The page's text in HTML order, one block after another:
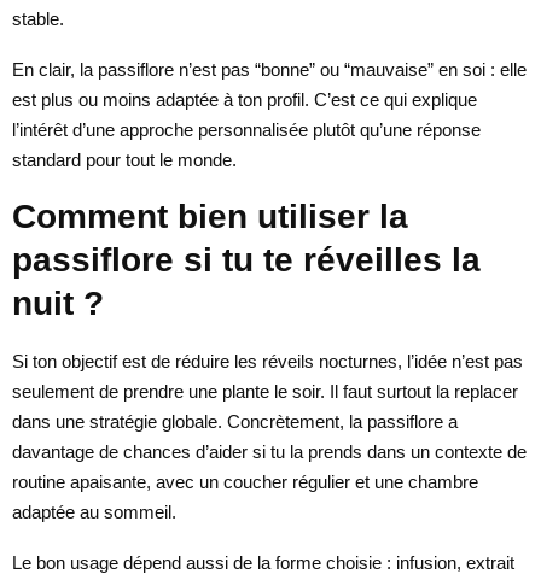
stable.
En clair, la passiflore n’est pas “bonne” ou “mauvaise” en soi : elle
est plus ou moins adaptée à ton profil. C’est ce qui explique
l’intérêt d’une approche personnalisée plutôt qu’une réponse
standard pour tout le monde.
Comment bien utiliser la
passiflore si tu te réveilles la
nuit ?
Si ton objectif est de réduire les réveils nocturnes, l’idée n’est pas
seulement de prendre une plante le soir. Il faut surtout la replacer
dans une stratégie globale. Concrètement, la passiflore a
davantage de chances d’aider si tu la prends dans un contexte de
routine apaisante, avec un coucher régulier et une chambre
adaptée au sommeil.
Le bon usage dépend aussi de la forme choisie : infusion, extrait